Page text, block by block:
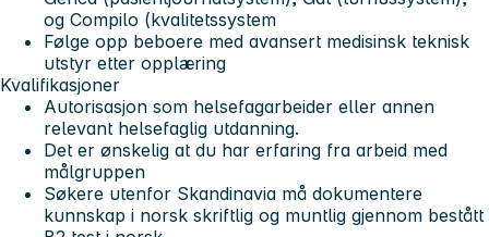
og Compilo (kvalitetssystem
Følge opp beboere med avansert medisinsk teknisk
utstyr etter opplæring
Kvalifikasjoner
Autorisasjon som helsefagarbeider eller annen
relevant helsefaglig utdanning.
Det er ønskelig at du har erfaring fra arbeid med
målgruppen
Søkere utenfor Skandinavia må dokumentere
kunnskap i norsk skriftlig og muntlig gjennom bestått